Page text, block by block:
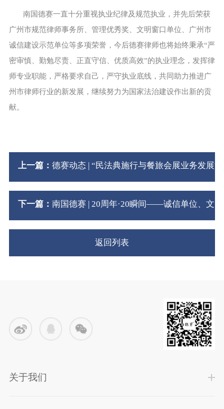
南国德赛一直十分重视执业纪律及规范执业，并先后荣获
广州市规范律师事务所、管理优秀奖、文明窗口单位、广州市
诚信建设示范单位等多项荣誉，今后德赛律师也将始终秉承“严
密审慎、勤勉尽责、正直守信、优质高效”的执业理念，发挥律
师专业职能，严格要求自己，严守执业底线，共同助力推进广
州市律师行业的新发展，继续努力为国家法治建设作出新的贡
献。
上一篇： 德赛动态 | “民法典施行与餐旅会展业务发展
下一篇： 南国德赛 | 20周年·20瞬间——诚信单位、文
返回列表
关于我们